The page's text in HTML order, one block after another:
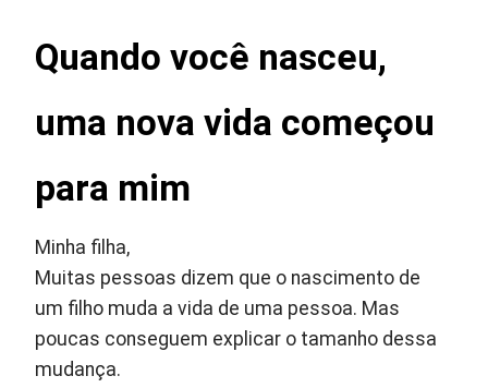
Quando você nasceu,
uma nova vida começou
para mim
Minha filha,
Muitas pessoas dizem que o nascimento de
um filho muda a vida de uma pessoa. Mas
poucas conseguem explicar o tamanho dessa
mudança.